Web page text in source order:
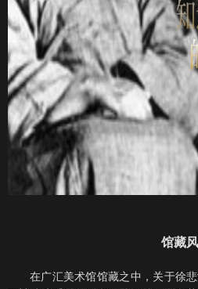
馆藏
在广汇美术馆馆藏之中，关于徐